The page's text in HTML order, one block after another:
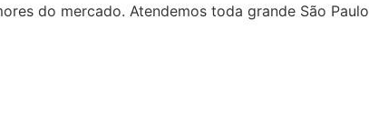
do mercado. Atendemos toda grande São Paulo